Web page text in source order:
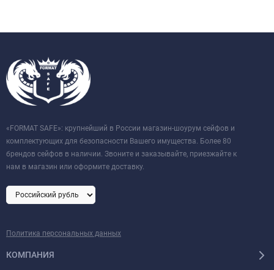
«FORMAT SAFE»: крупнейший в России магазин-шоурум сейфов и
комплектующих для безопасности Вашего имущества. Более 80
брендов сейфов в наличии. Звоните и заказывайте, приезжайте к
нам в магазин или оформите доставку.
Политика персональных данных
КОМПАНИЯ